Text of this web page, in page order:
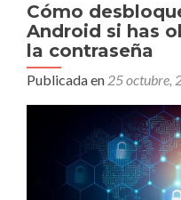
Cómo
Android si has
la contraseña
Publicada en 25 octubre,